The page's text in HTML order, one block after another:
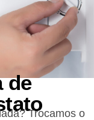
de
Trocamos o